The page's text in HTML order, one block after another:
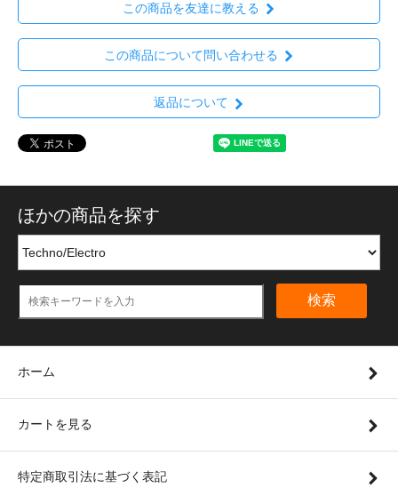
この商品を友達に教える
この商品について問い合わせる
返品について
ほかの商品を探す
検索
ホーム
カートを見る
特定商取引法に基づく表記